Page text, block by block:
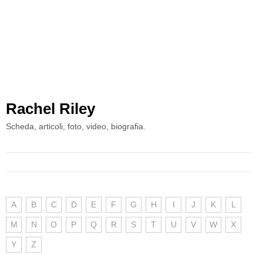
Rachel Riley
Scheda, articoli, foto, video, biografia.
A B C D E F G H I J K L
M N O P Q R S T U V W X
Y Z